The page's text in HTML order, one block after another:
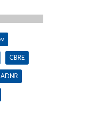
CBRE